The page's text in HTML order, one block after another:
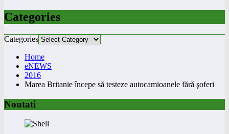
Categories
Categories
Home
eNEWS
2016
Marea Britanie începe să testeze autocamioanele fără şoferi
Noutati